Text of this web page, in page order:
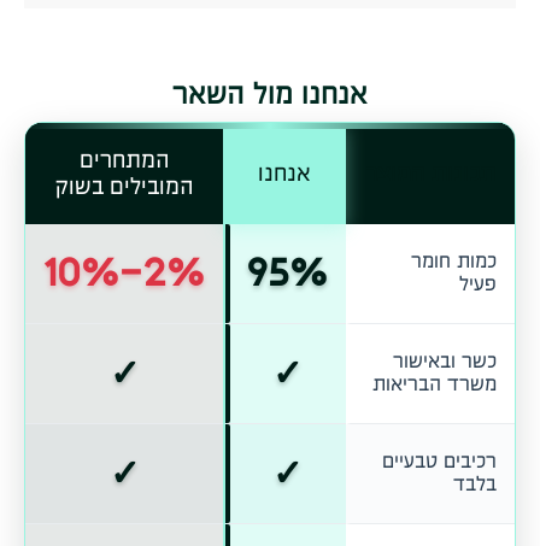
אנחנו מול השאר
אנחנו
המתחרים
המובילים בשוק
כמות חומר
פעיל
95%
2%-10%
כשר ובאישור
משרד הבריאות
✓
✓
רכיבים טבעיים
בלבד
✓
✓